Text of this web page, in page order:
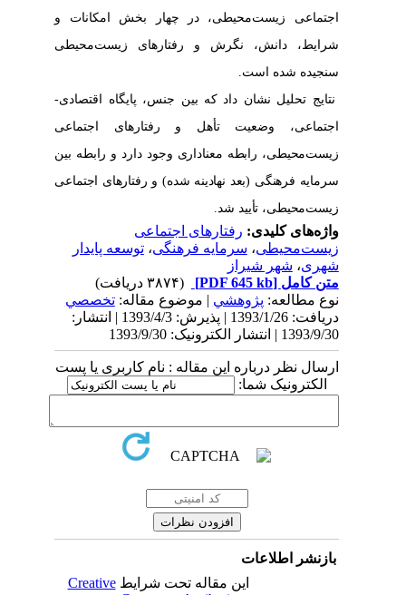
اجتماعی زیست‌محیطی، در چهار بخش امکانات و
شرایط، دانش، نگرش و رفتارهای زیست‌محیطی
سنجیده شده است.
نتایج تحلیل نشان داد که بین جنس، پایگاه اقتصادی-
اجتماعی، وضعیت تأهل و رفتارهای اجتماعی
زیست‌محیطی، رابطه معناداری وجود دارد و رابطه بین
سرمایه فرهنگی (بعد نهادینه شده) و رفتارهای اجتماعی
زیست‌محیطی، تأیید شد.
واژه‌های کلیدی:رفتارهای اجتماعی
زیست‌محیطی،سرمایه فرهنگی،توسعه پایدار
شهری،شهر شیراز
متن کامل[PDF 645 kb]
نوع مطالعه:پژوهشي| موضوع مقاله:تخصصي
دریافت: 1393/1/26 | پذیرش: 1393/4/3 | انتشار:
1393/9/30 | انتشار الکترونیک: 1393/9/30
ارسال نظر درباره این مقاله : نام کاربری یا پست
الکترونیک شما:
بازنشر اطلاعات
این مقاله تحت شرایطCreative